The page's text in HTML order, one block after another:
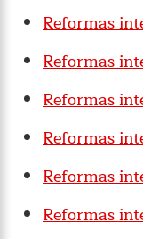
Reformas
Reformas
Reformas
Reformas
Reformas
Reformas